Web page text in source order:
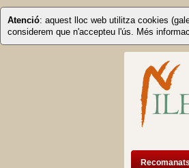
Atenció: aquest lloc web utilitza cookies
considerem que n'accepteu l'ús. Més